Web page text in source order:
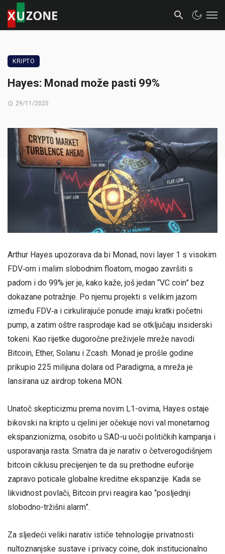
KRIPTO
Hayes: Monad može pasti 99%
29/11/2025
Arthur Hayes upozorava da bi Monad, novi layer 1 s visokim
FDV‑om i malim slobodnim floatom, mogao završiti s
padom i do 99% jer je, kako kaže, još jedan “VC coin” bez
dokazane potražnje. Po njemu projekti s velikim jazom
između FDV‑a i cirkulirajuće ponude imaju kratki početni
pump, a zatim oštre rasprodaje kad se otključaju insiderski
tokeni. Kao rijetke dugoročne preživjele mreže navodi
Bitcoin, Ether, Solanu i Zcash. Monad je prošle godine
prikupio 225 milijuna dolara od Paradigma, a mreža je
lansirana uz airdrop tokena MON.
Unatoč skepticizmu prema novim L1-ovima, Hayes ostaje
bikovski na kripto u cjelini jer očekuje novi val monetarnog
ekspanzionizma, osobito u SAD-u uoči političkih kampanja i
usporavanja rasta. Smatra da je narativ o četverogodišnjem
bitcoin ciklusu precijenjen te da su prethodne euforije
zapravo poticale globalne kreditne ekspanzije. Kada se
likvidnost povlači, Bitcoin prvi reagira kao “posljednji
slobodno-tržišni alarm”.
Za sljedeći veliki narativ ističe tehnologije privatnosti:
nultoznanjske sustave i privacy coine, dok institucionalno